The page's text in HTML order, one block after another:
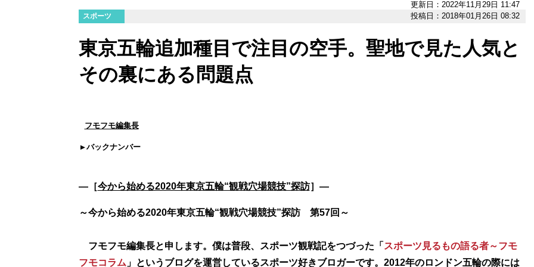
更新日：2022年11月29日 11:47
スポーツ 投稿日：2018年01月26日 08:32
東京五輪追加種目で注目の空手。聖地で見た人気と
その裏にある問題点
フモフモ編集長
バックナンバー
―［今から始める2020年東京五輪“観戦穴場競技”探訪］―
～今から始める2020年東京五輪“観戦穴場競技”探訪 第57回～
フモフモ編集長と申します。僕は普段、スポーツ観戦記をつづった「 スポーツ見るもの語る者～フモ
フモコラム 」というブログを運営しているスポーツ好きブロガーです。2012年のロンドン五輪の際には